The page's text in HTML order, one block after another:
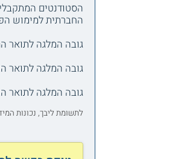
הסטודנטים
החברתית למימוש
גובה המלגה לתואר הראשון נע
גובה המלגה לתואר השני נע בין
גובה המלגה לתואר השלישי
לתשומת ליבך, נכונות